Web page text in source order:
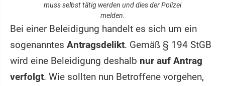
muss selbst tätig werden und dies der Polizei
melden.
Bei einer Beleidigung handelt es sich um ein
sogenanntes Antragsdelikt. Gemäß § 194 StGB
wird eine Beleidigung deshalb nur auf Antrag
verfolgt. Wie sollten nun Betroffene vorgehen,